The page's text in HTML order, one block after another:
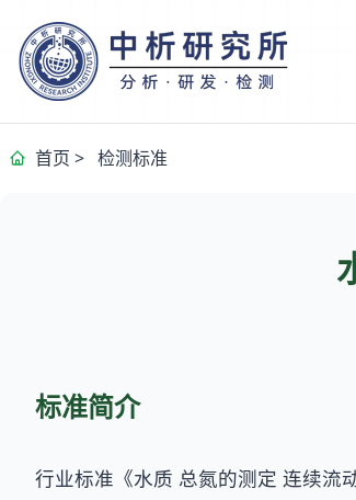
首页 > 检测标准
标准简介
行业标准《水质 总氮的测定 连续流